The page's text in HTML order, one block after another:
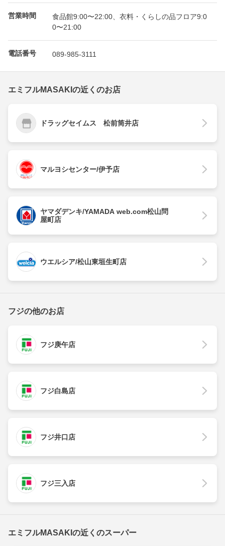
営業時間
食品館9:00〜22:00、衣料・くらしの品フロア9:0
0〜21:00
電話番号 089-985-3111
エミフルMASAKIの近くのお店
ドラッグセイムス 松前筒井店
マルヨシセンター/伊予店
ヤマダデンキ/YAMADA web.com松山問
屋町店
ウエルシア/松山東垣生町店
フジの他のお店
フジ庚午店
フジ白島店
フジ井口店
フジ三入店
エミフルMASAKIの近くのスーパー